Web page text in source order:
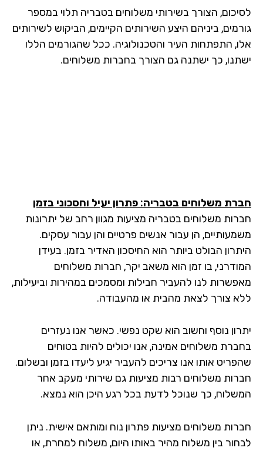
הצורך בשירותי משלוחים בטבריה תלוי במספר
ביניהם היצע השירותים הקיימים, הביקוש לשירותים
התפתחות העיר והטכנולוגיה. ככל שהגורמים הללו
כך ישתנה גם הצורך בחברות משלוחים.
משלוחים בטבריה: פתרון יעיל וחסכוני בזמן
משלוחים בטבריה מציעות מגוון רחב של יתרונות
הן עבור אנשים פרטיים והן עבור עסקים.
הבולט ביותר הוא החיסכון האדיר בזמן. בעידן
בו זמן הוא משאב יקר, חברות משלוחים
לנו להעביר חבילות ומסמכים במהירות וביעילות,
צורך לצאת מהבית או מהעבודה.
נוסף וחשוב הוא שקט נפשי. כאשר אנו נעזרים
משלוחים אמינה, אנו יכולים להיות בטוחים
אותו אנו צריכים להעביר יגיע ליעדו בזמן ובשלום.
משלוחים רבות מציעות גם שירותי מעקב אחר
כך שנוכל לדעת בכל רגע היכן הוא נמצא.
משלוחים מציעות פתרון נוח ומותאם אישית. ניתן
בין משלוח מהיר באותו היום, משלוח למחרת, או